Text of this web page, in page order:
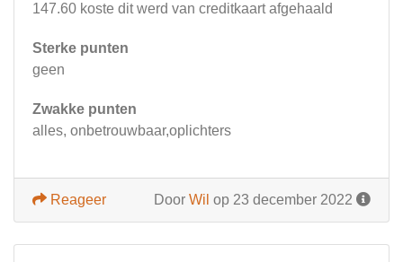
147.60 koste dit werd van creditkaart afgehaald
Sterke punten
geen
Zwakke punten
alles, onbetrouwbaar,oplichters
Door Wil op 23 december 2022
Reageer